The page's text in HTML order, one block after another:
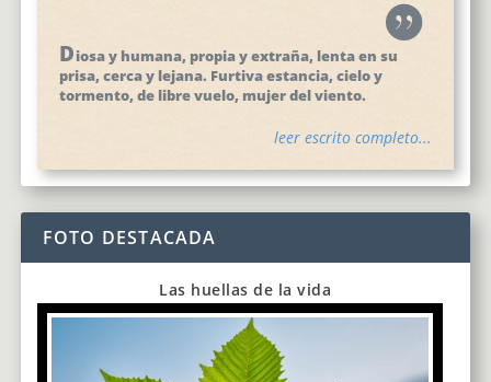
Diosa y humana, propia y extraña, lenta en su
prisa, cerca y lejana. Furtiva estancia, cielo y
tormento, de libre vuelo, mujer del viento.
leer escrito completo...
FOTO DESTACADA
Las huellas de la vida